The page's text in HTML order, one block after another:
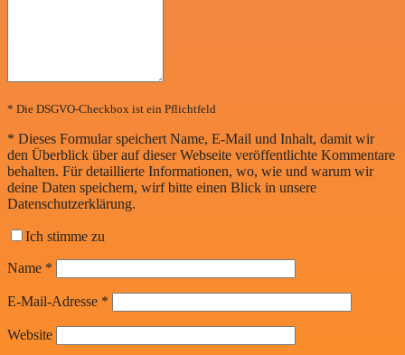
* Die DSGVO-Checkbox ist ein Pflichtfeld
* Dieses Formular speichert Name, E-Mail und Inhalt, damit wir
den Überblick über auf dieser Webseite veröffentlichte Kommentare
behalten. Für detaillierte Informationen, wo, wie und warum wir
deine Daten speichern, wirf bitte einen Blick in unsere
Datenschutzerklärung.
Ich stimme zu
Name *
E-Mail-Adresse *
Website